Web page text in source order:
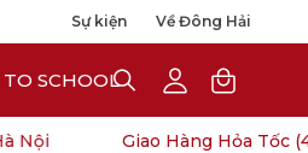
Sự kiện Về Đông Hải
SCHOOL OPEN
BAR
My
Open cart
Giao Hàng Hỏa Tốc (4H)